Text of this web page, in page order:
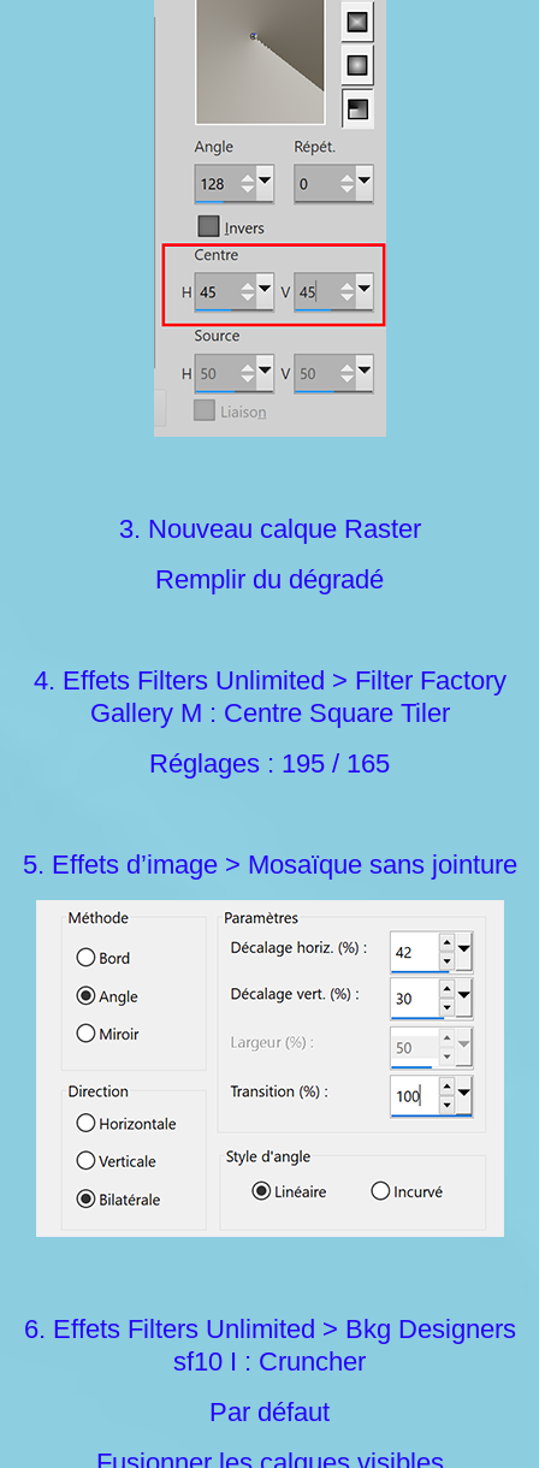
3. Nouveau calque Raster
Remplir du dégradé
4. Effets Filters Unlimited > Filter Factory
Gallery M : Centre Square Tiler
Réglages : 195 / 165
5. Effets d’image > Mosaïque sans jointure
6. Effets Filters Unlimited > Bkg Designers
sf10 I : Cruncher
Par défaut